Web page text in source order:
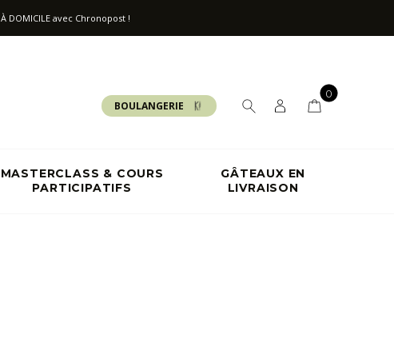
À DOMICILE avec Chronopost !
BOULANGERIE
0
MASTERCLASS & COURS
PARTICIPATIFS
GÂTEAUX EN
LIVRAISON